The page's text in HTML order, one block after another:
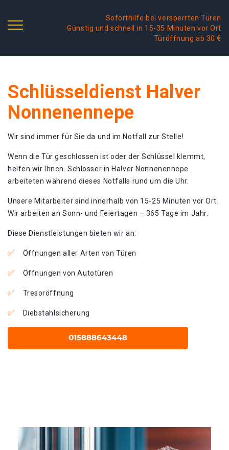
Soforthilfe bei versperrten Türen
Günstig und schnell in 15-35 Minuten vor Ort
Türöffnung ab 30 €
Schlüsseldienst Halver
Nonnenennepe
Wir sind immer für Sie da und im Notfall zur Stelle!
Wenn die Tür geschlossen ist oder der Schlüssel klemmt,
helfen wir Ihnen. Schlosser in Halver Nonnenennepe
arbeiteten während dieses Notfalls rund um die Uhr.
Unsere Mitarbeiter sind innerhalb von 15-25 Minuten vor Ort.
Wir arbeiten an Sonn- und Feiertagen – 365 Tage im Jahr.
Diese Dienstleistungen bieten wir an:
Öffnungen aller Arten von Türen
Öffnungen von Autotüren
Tresoröffnung
Diebstahlsicherung